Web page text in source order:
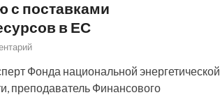
с поставками
в ЕС
Фонда национальной энергетической
преподаватель Финансового